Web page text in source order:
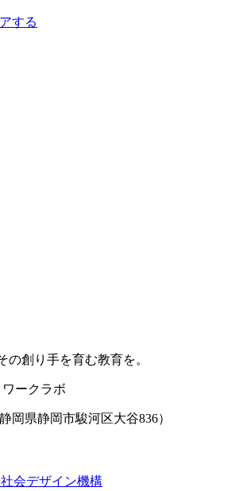
する
の創り手を育む教育を。
静岡県静岡市駿河区大谷836）
会デザイン機構